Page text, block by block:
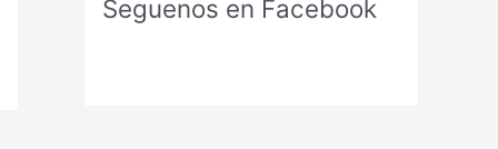
Seguenos en Facebook